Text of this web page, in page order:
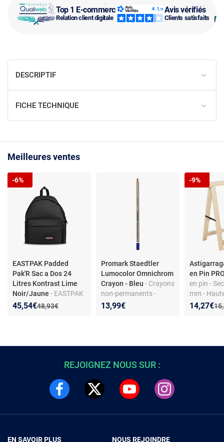
Top 1 E-commerce
Relation client digitale
Avis vérifiés
Clients satisfaits
DESCRIPTIF
FICHE TECHNIQUE
Meilleures ventes
EASTPAK Padded
Pak'R Sac a Dos 24
Litres Kontrast Lime
Noir/Jaune - EASTPAK
PADDED PAK'R Sac à
Ancien prix :
48,93€
Nouveau prix :
45,54€
Réduction de :
-6%
Promark Staedtler
Lumocolor Omnichrom
Crayon - Bleu- Crayons
non-permanents -
Marquage sur toutes
13,99€
en Pin
en pin -
mm -
Supporte
Nouveau
14,27€
-9%
REJOIGNEZ NOUS SUR :
EN SAVOIR PLUS NOUS REJOINDRE